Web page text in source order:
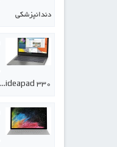
دندانپزشکی
ideapad 330…